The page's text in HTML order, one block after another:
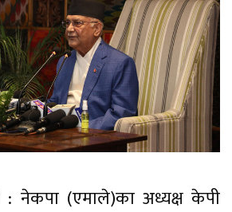
: नेकपा (एमाले)का अध्यक्ष केपी